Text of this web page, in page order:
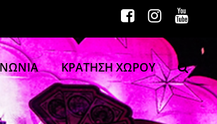
ΚΡΑΤΗΣΗ ΧΩΡΟΥ